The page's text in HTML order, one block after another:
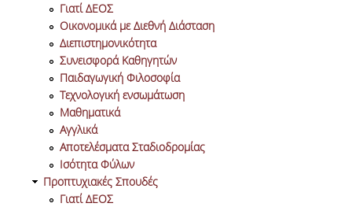
ΜΗΤΡΩΑ ΜΕΛΩΝ ΤΜΗΜΑΤΟΣ
ΥΠΟΨΗΦΙΟΙ ΦΟΙΤΗΤΕΣ
ΓΙΑΤΙ ΔΕΟΣ
ΟΙΚΟΝΟΜΙΚΑ ΜΕ ΔΙΕΘΝΗ ΔΙΑΣΤΑΣΗ
ΔΙΕΠΙΣΤΗΜΟΝΙΚΟΤΗΤΑ
ΣΥΝΕΙΣΦΟΡΑ ΚΑΘΗΓΗΤΩΝ
Γιατί ΔΕΟΣ
Οικονομικά με Διεθνή Διάσταση
Διεπιστημονικότητα
Συνεισφορά Καθηγητών
Παιδαγωγική Φιλοσοφία
Τεχνολογική ενσωμάτωση
Μαθηματικά
Αγγλικά
Αποτελέσματα Σταδιοδρομίας
Ισότητα Φύλων
Προπτυχιακές Σπουδές
Γιατί ΔΕΟΣ